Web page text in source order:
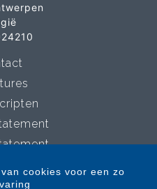
cookies voor een zo